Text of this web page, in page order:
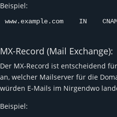
Beispiel:
www.example.com    IN
MX-Record (Mail Exchange):
Der MX-Record ist entscheidend
an, welcher Mailserver für die
würden E-Mails im Nirgendwo
Beispiel: